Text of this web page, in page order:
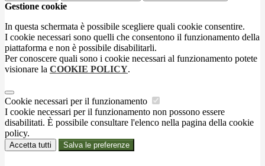
Gestione cookie
In questa schermata è possibile scegliere quali cookie consentire.
I cookie necessari sono quelli che consentono il funzionamento della
piattaforma e non è possibile disabilitarli.
Per conoscere quali sono i cookie necessari al funzionamento potete
visionare la COOKIE POLICY.
Cookie necessari per il funzionamento
I cookie necessari per il funzionamento non possono essere
disabilitati. È possibile consultare l'elenco nella pagina della cookie
policy.
Accetta tutti Salva le preferenze